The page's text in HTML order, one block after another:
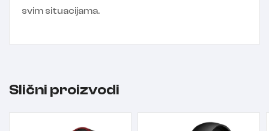
svim situacijama.
Slični proizvodi